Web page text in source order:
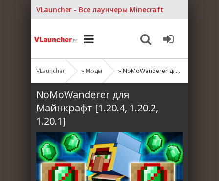
VLauncher - Все лаунчеры Minecraft
VLauncher » Моды » NoMoWanderer для Майнкрафт [1.20.4, 1.20.2, 1.20.1]
NoMoWanderer для
Майнкрафт [1.20.4, 1.20.2,
1.20.1]